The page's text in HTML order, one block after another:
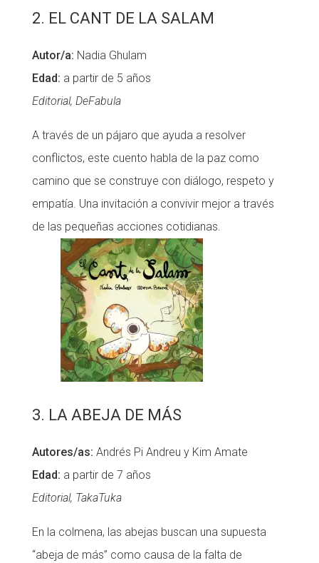
2. EL CANT DE LA SALAM
Autor/a: Nadia Ghulam
Edad: a partir de 5 años
Editorial, DeFabula
A través de un pájaro que ayuda a resolver
conflictos, este cuento habla de la paz como
camino que se construye con diálogo, respeto y
empatía. Una invitación a convivir mejor a través
de las pequeñas acciones cotidianas.
3. LA ABEJA DE MÁS
Autores/as: Andrés Pi Andreu y Kim Amate
Edad: a partir de 7 años
Editorial, TakaTuka
En la colmena, las abejas buscan una supuesta
“abeja de más” como causa de la falta de